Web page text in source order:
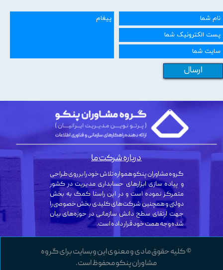
ارسال
© کلیه حقوق مادی و معنوی این وبسایت برای گروه
مشاوران پنکو محفوظ است.
گروه مشاوران پنکو همواره تلاش خود را بر روی طراحی
و پیاده سازی ابزارهای حسابداری مدیریت در کشور
متمرکز نموده است و در این راستا کمک به بخش
دولتی و همچنین شرکت‌های کلیدی بخش خصوصی را
جهت ارتقای سطح دانش سازمانی در حوزه‌های بیان
شده وجه همت خود قرار داده است.
درباره شرکت ما